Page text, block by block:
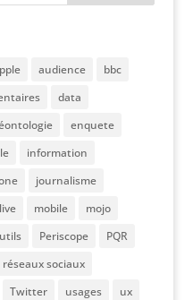
audience
bbc
data
enquete
information
journalisme
live mobile
mojo
Periscope
PQR
réseaux sociaux
Twitter usages
ux